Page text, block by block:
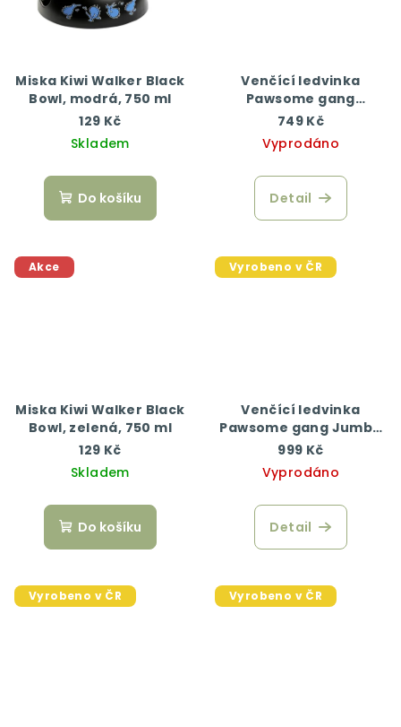
Miska Kiwi Walker Black
Bowl, modrá, 750 ml
129 Kč
Skladem
Do košíku
Venčící ledvinka
Pawsome gang
"Marble"
749 Kč
Vyprodáno
Detail
Akce
Miska Kiwi Walker Black
Bowl, zelená, 750 ml
129 Kč
Skladem
Do košíku
Vyrobeno v ČR
Venčící ledvinka
Pawsome gang Jumbo
"Cappuccino"
999 Kč
Vyprodáno
Detail
Vyrobeno v ČR Vyrobeno v ČR